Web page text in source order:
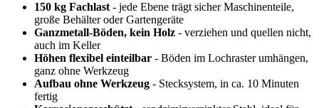
150 kg Fachlast- jede Ebene trägt sicher Maschinenteile,
große Behälter oder Gartengeräte
Ganzmetall-Böden, kein Holz - verziehen und quellen nicht,
auch im Keller
Höhen flexibel einteilbar - Böden im Lochraster umhängen,
ganz ohne Werkzeug
Aufbau ohne Werkzeug - Stecksystem, in ca. 10 Minuten
fertig